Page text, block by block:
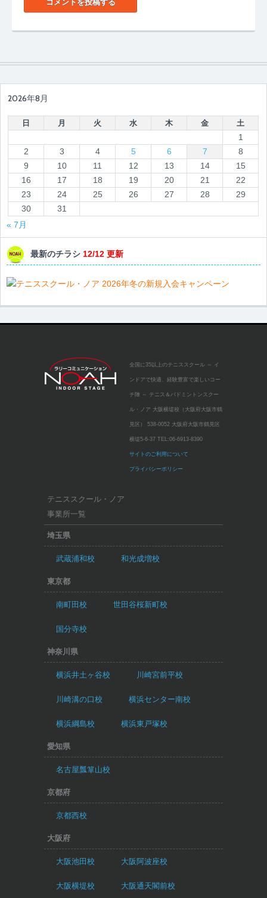
2026年8月
日 月 火 水 木 金 土
1
2
3 4 5 6 7
8
9
10 11 12 13 14
15
16
17 18 19 20 21
22
23
24 25 26 27 28
29
30
31
« 7月
最新のチラシ 12/12 更新
全国に35以上のテニススクール ～ イ
ンドアで快適、経験豊富で楽しいコー
チ陣 ～ テニス＆バドミントンスクー
ル・ノア 大阪横堤校（大阪府大阪市鶴
見区） 538-0052 大阪府大阪市鶴見区
横堤5-6-37 TEL:06-6913-8390
サイトのご利用について
プライバシーポリシー
テニススクール・ノア
事業所一覧
埼玉県
武蔵浦和校 和光成増校
東京都
南町田校 世田谷桜新町校
国分寺校
神奈川県
横浜井土ヶ谷校 川崎宮前平校
川崎溝の口校 横浜センター南校
横浜綱島校 横浜東戸塚校
愛知県
名古屋瓢箪山校
京都府
京都西校
大阪府
大阪池田校 大阪阿波座校
大阪横堤校 大阪通天閣前校